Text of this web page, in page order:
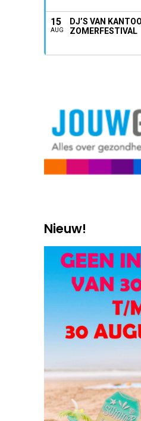
15
AUG
DJ’S VAN
ZOMERFESTIVAL
Nieuw!